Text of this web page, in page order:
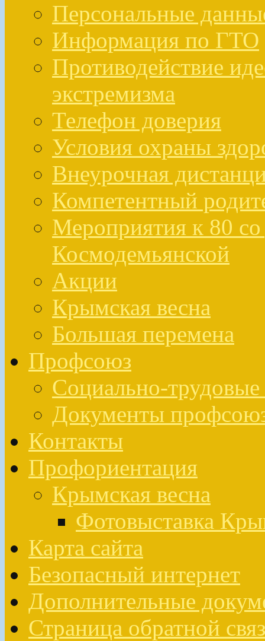
Персональные
Информация по ГТО
Противодействие
экстремизма
Телефон доверия
Условия охраны
Внеурочная
Компетентный
Мероприятия к 80
Космодемьянской
Акции
Крымская весна
Большая перемена
Профсоюз
Социально-трудовые
Документы
Контакты
Профориентация
Крымская весна
Фотовыставка
Карта сайта
Безопасный интернет
Дополнительные
Страница обратной